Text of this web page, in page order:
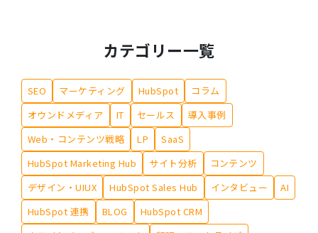
カテゴリー一覧
SEO マーケティング HubSpot
コラム
オウンドメディア
IT セールス
導入事例
Web・コンテンツ戦略
LP
SaaS
HubSpot Marketing Hub
サイト分析
コンテンツ
デザイン・UIUX
HubSpot Sales Hub インタビュー
AI
HubSpot 連携
BLOG
HubSpot CRM